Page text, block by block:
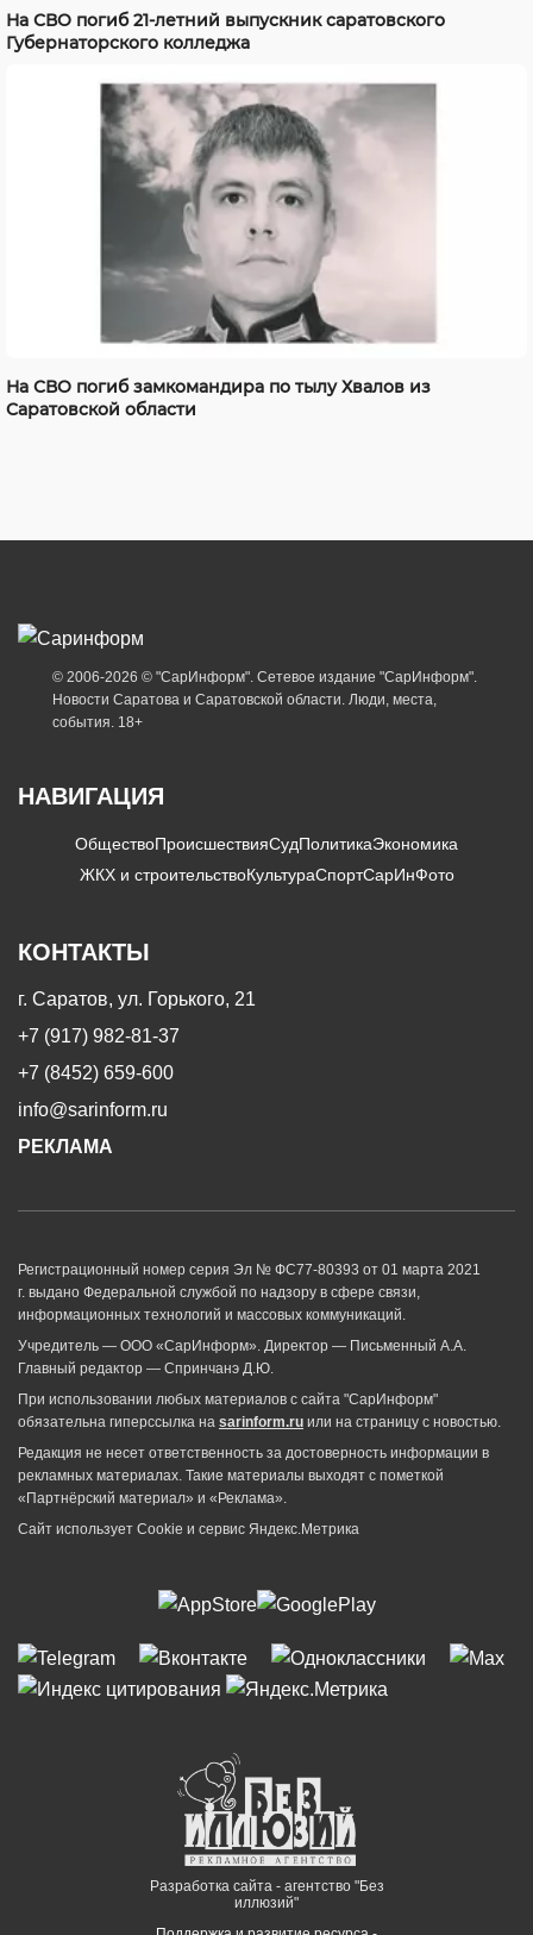
На СВО погиб 21-летний выпускник саратовского
Губернаторского колледжа
На СВО погиб замкомандира по тылу Хвалов из
Саратовской области
© 2006-2026 © "СарИнформ". Сетевое издание "СарИнформ".
Новости Саратова и Саратовской области. Люди, места,
события. 18+
НАВИГАЦИЯ
ОбществоПроисшествияСудПолитикаЭкономика
ЖКХ и строительствоКультураСпортСарИнФото
КОНТАКТЫ
г. Саратов, ул. Горького, 21
+7 (917) 982-81-37
+7 (8452) 659-600
info@sarinform.ru
РЕКЛАМА
Регистрационный номер серия Эл № ФС77-80393 от 01 марта 2021
г. выдано Федеральной службой по надзору в сфере связи,
информационных технологий и массовых коммуникаций.
Учредитель — ООО «СарИнформ». Директор — Письменный А.А.
Главный редактор — Спринчанэ Д.Ю.
При использовании любых материалов с сайта "СарИнформ"
обязательна гиперссылка на sarinform.ru или на страницу с новостью.
Редакция не несет ответственность за достоверность информации в
рекламных материалах. Такие материалы выходят с пометкой
«Партнёрский материал» и «Реклама».
Сайт использует Cookie и сервиc Яндекс.Метрика
Разработка сайта - агентство "Без
иллюзий"